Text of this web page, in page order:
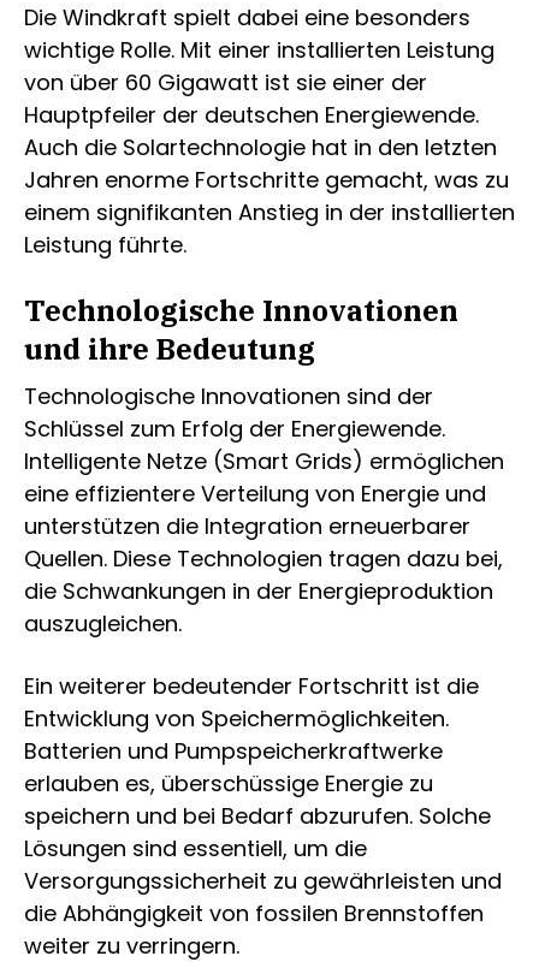
Die Windkraft spielt dabei eine besonders
wichtige Rolle. Mit einer installierten Leistung
von über 60 Gigawatt ist sie einer der
Hauptpfeiler der deutschen Energiewende.
Auch die Solartechnologie hat in den letzten
Jahren enorme Fortschritte gemacht, was zu
einem signifikanten Anstieg in der installierten
Leistung führte.
Technologische Innovationen
und ihre Bedeutung
Technologische Innovationen sind der
Schlüssel zum Erfolg der Energiewende.
Intelligente Netze (Smart Grids) ermöglichen
eine effizientere Verteilung von Energie und
unterstützen die Integration erneuerbarer
Quellen. Diese Technologien tragen dazu bei,
die Schwankungen in der Energieproduktion
auszugleichen.
Ein weiterer bedeutender Fortschritt ist die
Entwicklung von Speichermöglichkeiten.
Batterien und Pumpspeicherkraftwerke
erlauben es, überschüssige Energie zu
speichern und bei Bedarf abzurufen. Solche
Lösungen sind essentiell, um die
Versorgungssicherheit zu gewährleisten und
die Abhängigkeit von fossilen Brennstoffen
weiter zu verringern.